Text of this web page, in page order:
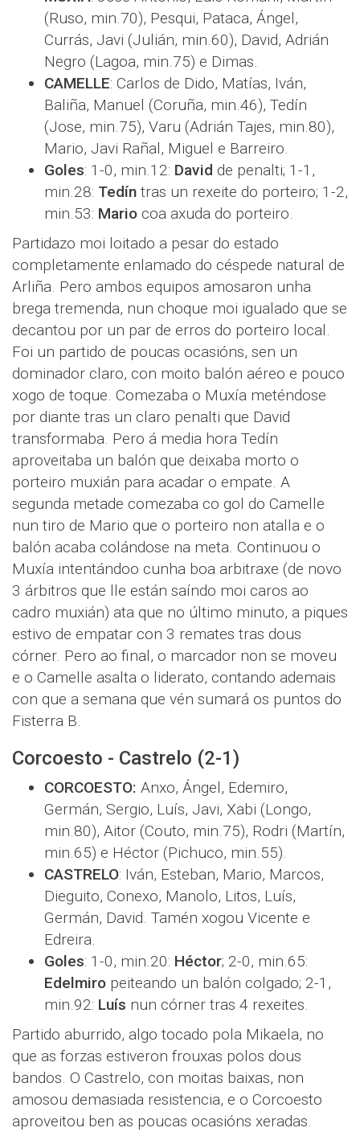
(Ruso, min.70), Pesqui, Pataca, Ángel,
Currás, Javi (Julián, min.60), David, Adrián
Negro (Lagoa, min.75) e Dimas.
CAMELLE: Carlos de Dido, Matías, Iván,
Baliña, Manuel (Coruña, min.46), Tedín
(Jose, min.75), Varu (Adrián Tajes, min.80),
Mario, Javi Rañal, Miguel e Barreiro.
Goles: 1-0, min.12: David de penalti; 1-1,
min.28: Tedín tras un rexeite do porteiro; 1-2,
min.53: Mario coa axuda do porteiro.
Partidazo moi loitado a pesar do estado
completamente enlamado do céspede natural de
Arliña. Pero ambos equipos amosaron unha
brega tremenda, nun choque moi igualado que se
decantou por un par de erros do porteiro local.
Foi un partido de poucas ocasións, sen un
dominador claro, con moito balón aéreo e pouco
xogo de toque. Comezaba o Muxía meténdose
por diante tras un claro penalti que David
transformaba. Pero á media hora Tedín
aproveitaba un balón que deixaba morto o
porteiro muxián para acadar o empate. A
segunda metade comezaba co gol do Camelle
nun tiro de Mario que o porteiro non atalla e o
balón acaba colándose na meta. Continuou o
Muxía intentándoo cunha boa arbitraxe (de novo
3 árbitros que lle están saíndo moi caros ao
cadro muxián) ata que no último minuto, a piques
estivo de empatar con 3 remates tras dous
córner. Pero ao final, o marcador non se moveu
e o Camelle asalta o liderato, contando ademais
con que a semana que vén sumará os puntos do
Fisterra B.
Corcoesto - Castrelo (2-1)
CORCOESTO: Anxo, Ángel, Edemiro,
Germán, Sergio, Luís, Javi, Xabi (Longo,
min.80), Aitor (Couto, min.75), Rodri (Martín,
min.65) e Héctor (Pichuco, min.55).
CASTRELO: Iván, Esteban, Mario, Marcos,
Dieguito, Conexo, Manolo, Litos, Luís,
Germán, David. Tamén xogou Vicente e
Edreira.
Goles: 1-0, min.20: Héctor; 2-0, min.65:
Edelmiro peiteando un balón colgado; 2-1,
min.92: Luís nun córner tras 4 rexeites.
Partido aburrido, algo tocado pola Mikaela, no
que as forzas estiveron frouxas polos dous
bandos. O Castrelo, con moitas baixas, non
amosou demasiada resistencia, e o Corcoesto
aproveitou ben as poucas ocasións xeradas.